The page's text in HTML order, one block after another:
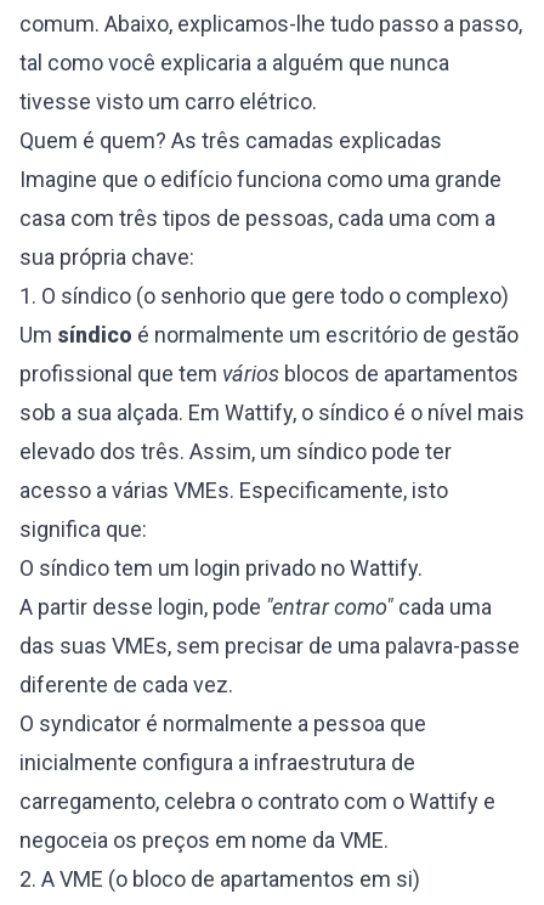
comum. Abaixo, explicamos-lhe tudo passo a passo,
tal como você explicaria a alguém que nunca
tivesse visto um carro elétrico.
Quem é quem? As três camadas explicadas
Imagine que o edifício funciona como uma grande
casa com três tipos de pessoas, cada uma com a
sua própria chave:
1. O síndico (o senhorio que gere todo o complexo)
Um síndico é normalmente um escritório de gestão
profissional que tem vários blocos de apartamentos
sob a sua alçada. Em Wattify, o síndico é o nível mais
elevado dos três. Assim, um síndico pode ter
acesso a várias VMEs. Especificamente, isto
significa que:
O síndico tem um login privado no Wattify.
A partir desse login, pode "entrar como" cada uma
das suas VMEs, sem precisar de uma palavra-passe
diferente de cada vez.
O syndicator é normalmente a pessoa que
inicialmente configura a infraestrutura de
carregamento, celebra o contrato com o Wattify e
negoceia os preços em nome da VME.
2. A VME (o bloco de apartamentos em si)